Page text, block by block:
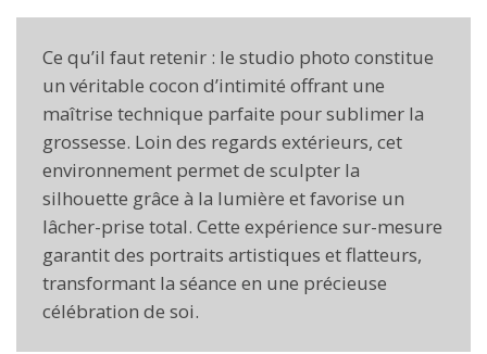
Ce qu’il faut retenir : le studio photo constitue
un véritable cocon d’intimité offrant une
maîtrise technique parfaite pour sublimer la
grossesse. Loin des regards extérieurs, cet
environnement permet de sculpter la
silhouette grâce à la lumière et favorise un
lâcher-prise total. Cette expérience sur-mesure
garantit des portraits artistiques et flatteurs,
transformant la séance en une précieuse
célébration de soi.